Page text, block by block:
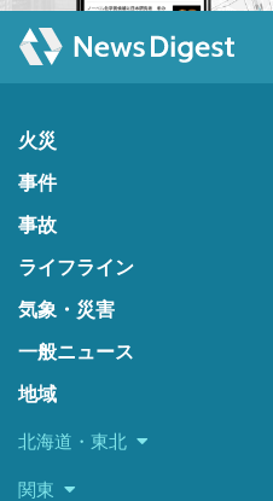
火災
事件
事故
ライフライン
気象・災害
一般ニュース
地域
北海道・東北
関東